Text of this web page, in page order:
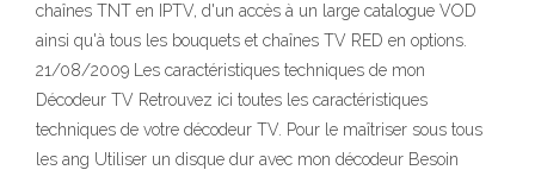
chaînes TNT en IPTV, d'un accès à un large catalogue VOD
ainsi qu'à tous les bouquets et chaînes TV RED en options.
21/08/2009 Les caractéristiques techniques de mon
Décodeur TV Retrouvez ici toutes les caractéristiques
techniques de votre décodeur TV. Pour le maîtriser sous tous
les ang Utiliser un disque dur avec mon décodeur Besoin